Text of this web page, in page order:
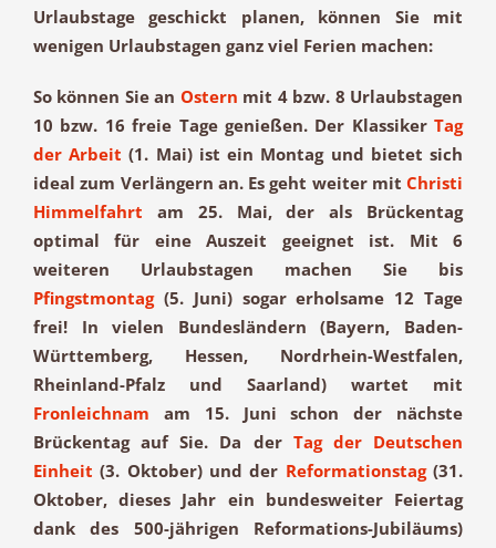
Urlaubstage geschickt planen, können Sie mit
wenigen Urlaubstagen ganz viel Ferien machen:
So können Sie an Ostern mit 4 bzw. 8 Urlaubstagen
10 bzw. 16 freie Tage genießen. Der Klassiker Tag
der Arbeit (1. Mai) ist ein Montag und bietet sich
ideal zum Verlängern an. Es geht weiter mit Christi
Himmelfahrt am 25. Mai, der als Brückentag
optimal für eine Auszeit geeignet ist. Mit 6
weiteren Urlaubstagen machen Sie bis
Pfingstmontag(5. Juni) sogar erholsame 12 Tage
frei! In vielen Bundesländern (Bayern, Baden-
Württemberg, Hessen, Nordrhein-Westfalen,
Rheinland-Pfalz und Saarland) wartet mit
Fronleichnam am 15. Juni schon der nächste
Brückentag auf Sie. Da der Tag der Deutschen
Einheit (3. Oktober) und der Reformationstag(31.
Oktober, dieses Jahr ein bundesweiter Feiertag
dank des 500-jährigen Reformations-Jubiläums)